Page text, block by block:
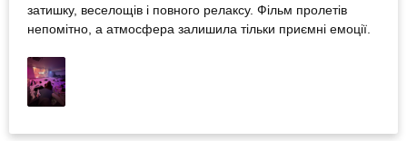
затишку, веселощів і повного релаксу. Фільм пролетів
непомітно, а атмосфера залишила тільки приємні емоції.